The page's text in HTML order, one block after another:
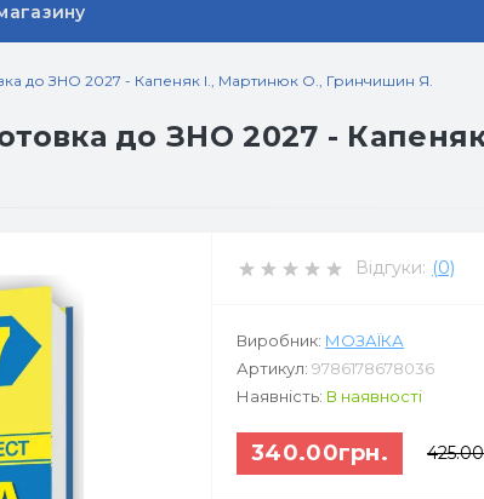
до ЗНО 2027 - Капеняк І., Мартинюк О., Гринчишин Я.
до ЗНО 2027 -
Відгуки: (0)
Виробник: МОЗАЇКА
Артикул: 9786178678036
Наявність: В наявності
340.00грн.